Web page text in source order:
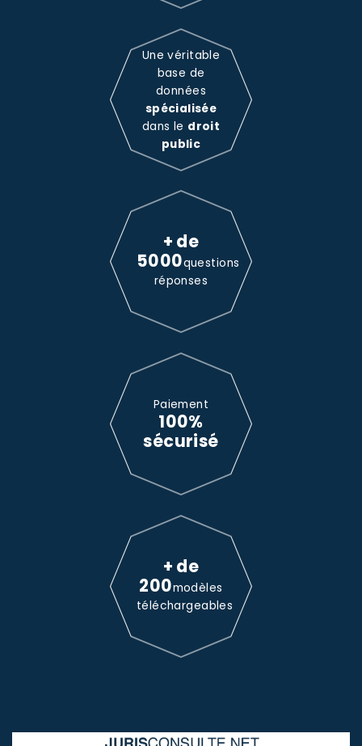
Une véritable
base de
données
spécialisée
dans le droit
public
+ de
5000questions
réponses
Paiement
100%
sécurisé
+ de
200modèles
téléchargeables